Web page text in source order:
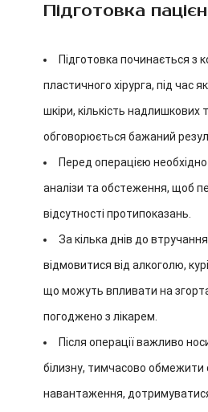
Підготовка
Підготовка починається з
пластичного хірурга, під час
шкіри, кількість надлишкових
обговорюється бажаний
Перед операцією
аналізи та обстеження, щоб
відсутності протипоказань.
За кілька днів до
відмовитися від алкоголю,
що можуть впливати на
погоджено з лікарем.
Після операції важливо
білизну, тимчасово обмежити
навантаження,